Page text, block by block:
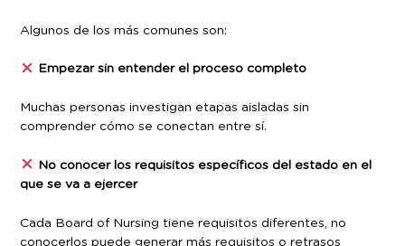
Algunos de los más comunes son:
Empezar sin entender el proceso completo
Muchas personas investigan etapas aisladas sin
comprender cómo se conectan entre sí.
No conocer los requisitos específicos del estado en el
que se va a ejercer
Cada Board of Nursing tiene requisitos diferentes, no
conocerlos puede generar más requisitos o retrasos